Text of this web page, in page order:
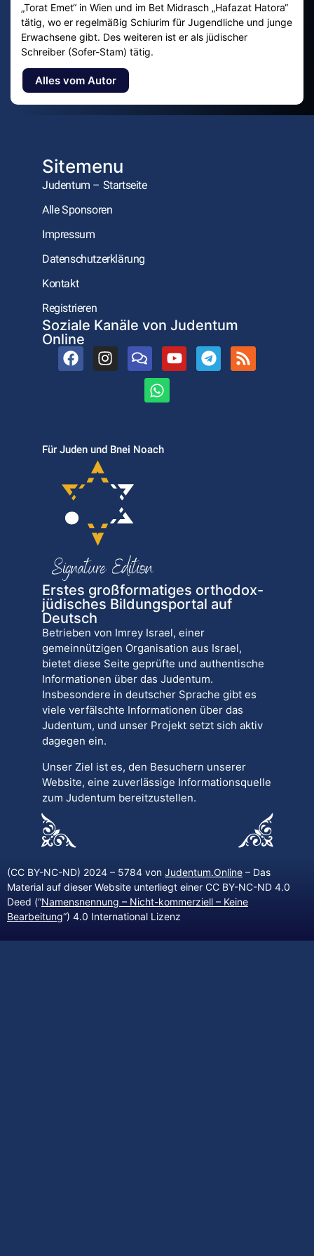
„Torat Emet“ in Wien und im Bet Midrasch „Hafazat Hatora“
tätig, wo er regelmäßig Schiurim für Jugendliche und junge
Erwachsene gibt. Des weiteren ist er als jüdischer
Schreiber (Sofer-Stam) tätig.
Alles vom Autor
Sitemenu
Judentum – Startseite
Alle Sponsoren
Impressum
Datenschutzerklärung
Kontakt
Registrieren
Soziale Kanäle von Judentum
Online
Für Juden und Bnei Noach
Erstes großformatiges orthodox-
jüdisches Bildungsportal auf
Deutsch
Betrieben von Imrey Israel, einer
gemeinnützigen Organisation aus Israel,
bietet diese Seite geprüfte und authentische
Informationen über das Judentum.
Insbesondere in deutscher Sprache gibt es
viele verfälschte Informationen über das
Judentum, und unser Projekt setzt sich aktiv
dagegen ein.
Unser Ziel ist es, den Besuchern unserer
Website, eine zuverlässige Informationsquelle
zum Judentum bereitzustellen.
(CC BY-NC-ND) 2024 – 5784 von Judentum.Online – Das
Material auf dieser Website unterliegt einer CC BY-NC-ND 4.0
Deed (“Namensnennung – Nicht-kommerziell – Keine
Bearbeitung“) 4.0 International Lizenz